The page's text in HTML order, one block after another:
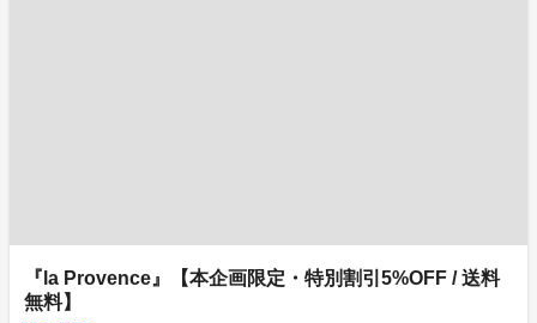
『la Provence』【本企画限定・特別割引5%OFF / 送料
無料】